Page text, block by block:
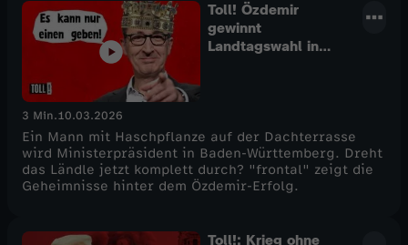
Toll! Özdemir
gewinnt
Landtagswahl in
3 Min.10.03.2026
Ein Mann mit Haschpflanze auf der Dachterrasse
wird Ministerpräsident in Baden-Württemberg. Dreht
das Ländle jetzt komplett durch? "frontal" zeigt die
Geheimnisse hinter dem Özdemir-Erfolg.
Toll!: Krieg ohne